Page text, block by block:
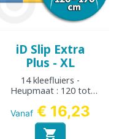
iD Slip Extra
Plus - XL
14 kleefluiers -
Heupmaat : 120 tot
Vanaf € 16,23
